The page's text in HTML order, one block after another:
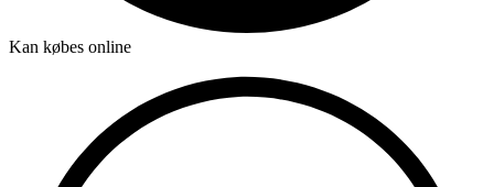
Kan købes online